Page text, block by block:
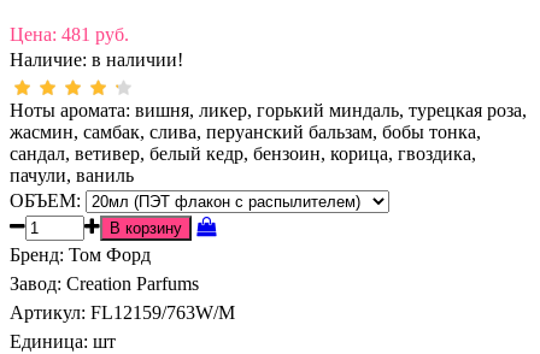
Цена: 481 руб.
Наличие: в наличии!
Ноты аромата: вишня, ликер, горький миндаль, турецкая роза,
жасмин, самбак, слива, перуанский бальзам, бобы тонка,
сандал, ветивер, белый кедр, бензоин, корица, гвоздика,
пачули, ваниль
ОБЪЕМ:
Бренд: Том Форд
Завод: Creation Parfums
Артикул: FL12159/763W/M
Единица: шт